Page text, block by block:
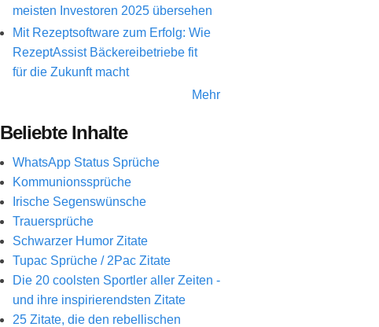
meisten Investoren 2025 übersehen
Mit Rezeptsoftware zum Erfolg: Wie
RezeptAssist Bäckereibetriebe fit
für die Zukunft macht
Mehr
Beliebte Inhalte
WhatsApp Status Sprüche
Kommunionssprüche
Irische Segenswünsche
Trauersprüche
Schwarzer Humor Zitate
Tupac Sprüche / 2Pac Zitate
Die 20 coolsten Sportler aller Zeiten -
und ihre inspirierendsten Zitate
25 Zitate, die den rebellischen